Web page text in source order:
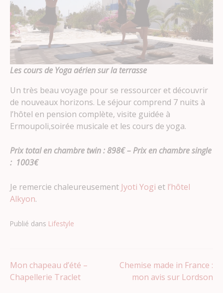
Les cours de Yoga aérien sur la terrasse
Un très beau voyage pour se ressourcer et découvrir
de nouveaux horizons. Le séjour comprend 7 nuits à
l’hôtel en pension complète, visite guidée à
Ermoupoli,soirée musicale et les cours de yoga.
Prix total en chambre twin : 898€ – Prix en chambre single
: 1003€
Je remercie chaleureusement Jyoti Yogi et l’hôtel
Alkyon.
Publié dans Lifestyle
Navigation
Mon chapeau d’été –
Chapellerie Traclet
Chemise made in France :
mon avis sur Lordson